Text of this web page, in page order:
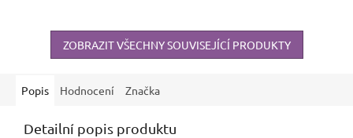
ZOBRAZIT VŠECHNY SOUVISEJÍCÍ PRODUKTY
Popis Hodnocení Značka
Detailní popis produktu